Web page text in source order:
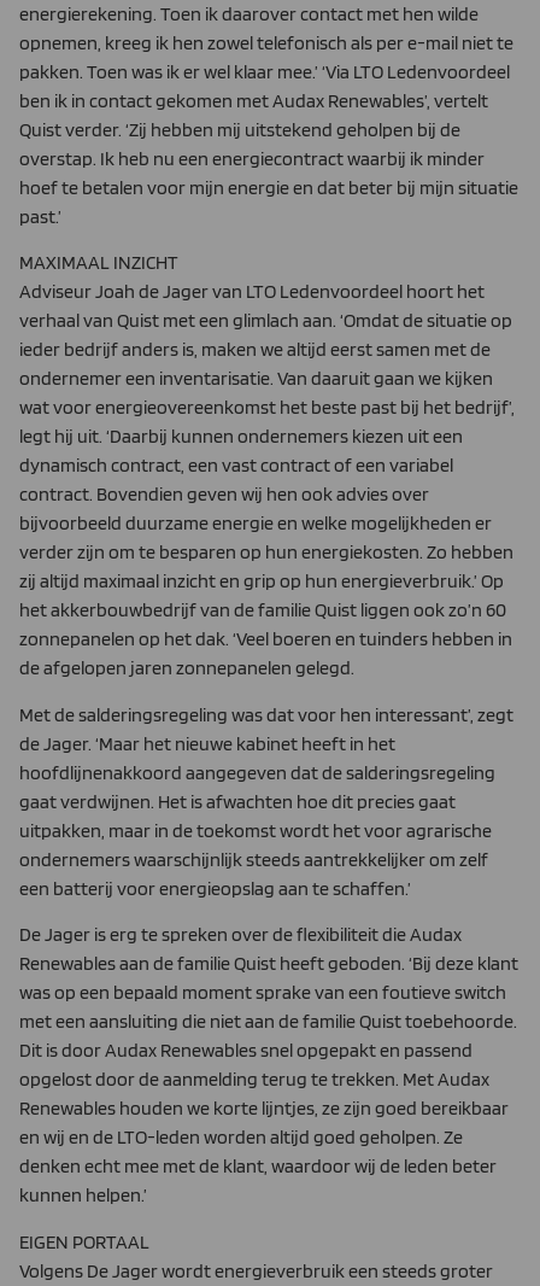
energierekening. Toen ik daarover contact met hen wilde
opnemen, kreeg ik hen zowel telefonisch als per e-mail niet te
pakken. Toen was ik er wel klaar mee.’ ‘Via LTO Ledenvoordeel
ben ik in contact gekomen met Audax Renewables’, vertelt
Quist verder. ‘Zij hebben mij uitstekend geholpen bij de
overstap. Ik heb nu een energiecontract waarbij ik minder
hoef te betalen voor mijn energie en dat beter bij mijn situatie
past.’
MAXIMAAL INZICHT
Adviseur Joah de Jager van LTO Ledenvoordeel hoort het
verhaal van Quist met een glimlach aan. ‘Omdat de situatie op
ieder bedrijf anders is, maken we altijd eerst samen met de
ondernemer een inventarisatie. Van daaruit gaan we kijken
wat voor energieovereenkomst het beste past bij het bedrijf’,
legt hij uit. ‘Daarbij kunnen ondernemers kiezen uit een
dynamisch contract, een vast contract of een variabel
contract. Bovendien geven wij hen ook advies over
bijvoorbeeld duurzame energie en welke mogelijkheden er
verder zijn om te besparen op hun energiekosten. Zo hebben
zij altijd maximaal inzicht en grip op hun energieverbruik.’ Op
het akkerbouwbedrijf van de familie Quist liggen ook zo’n 60
zonnepanelen op het dak. ‘Veel boeren en tuinders hebben in
de afgelopen jaren zonnepanelen gelegd.
Met de salderingsregeling was dat voor hen interessant’, zegt
de Jager. ‘Maar het nieuwe kabinet heeft in het
hoofdlijnenakkoord aangegeven dat de salderingsregeling
gaat verdwijnen. Het is afwachten hoe dit precies gaat
uitpakken, maar in de toekomst wordt het voor agrarische
ondernemers waarschijnlijk steeds aantrekkelijker om zelf
een batterij voor energieopslag aan te schaffen.’
De Jager is erg te spreken over de flexibiliteit die Audax
Renewables aan de familie Quist heeft geboden. ‘Bij deze klant
was op een bepaald moment sprake van een foutieve switch
met een aansluiting die niet aan de familie Quist toebehoorde.
Dit is door Audax Renewables snel opgepakt en passend
opgelost door de aanmelding terug te trekken. Met Audax
Renewables houden we korte lijntjes, ze zijn goed bereikbaar
en wij en de LTO-leden worden altijd goed geholpen. Ze
denken echt mee met de klant, waardoor wij de leden beter
kunnen helpen.’
EIGEN PORTAAL
Volgens De Jager wordt energieverbruik een steeds groter